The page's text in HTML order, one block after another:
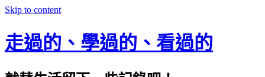
Skip to content
走過的、學過的、看過的